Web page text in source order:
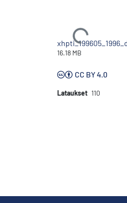
Ladataan...
16.18 MB
CC BY 4.0
Lataukset 110